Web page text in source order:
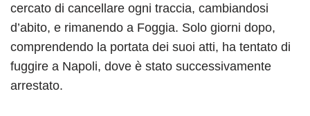
cercato di cancellare ogni traccia, cambiandosi
d’abito, e rimanendo a Foggia. Solo giorni dopo,
comprendendo la portata dei suoi atti, ha tentato di
fuggire a Napoli, dove è stato successivamente
arrestato.